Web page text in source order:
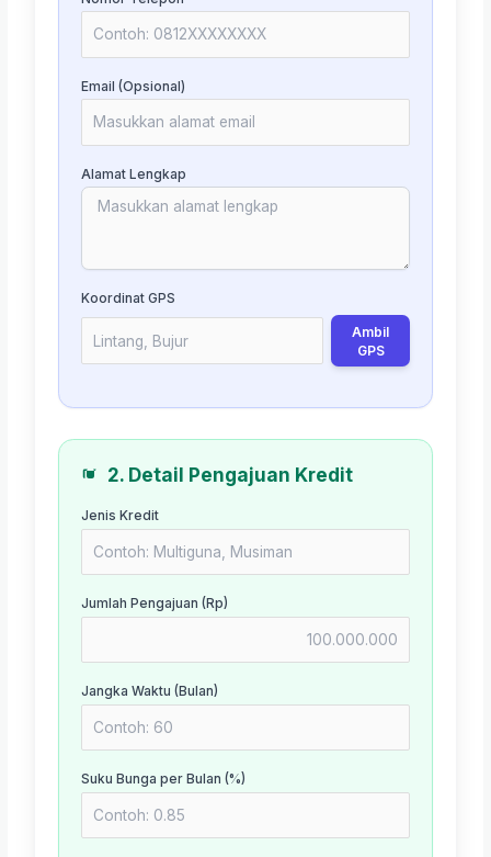
Email (Opsional)
Alamat Lengkap
Koordinat GPS
Ambil
GPS
2. Detail Pengajuan Kredit
Jenis Kredit
Jumlah Pengajuan (Rp)
Jangka Waktu (Bulan)
Suku Bunga per Bulan (%)